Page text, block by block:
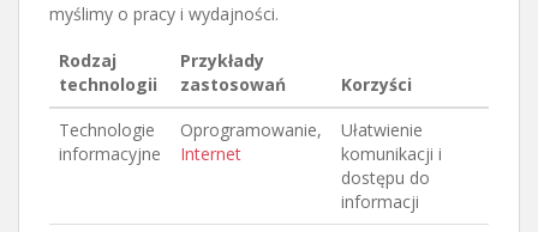
myślimy o pracy i wydajności.
Rodzaj
technologii
Przykłady
zastosowań
Korzyści
Technologie
informacyjne
Oprogramowanie,
Internet
Ułatwienie
komunikacji i
dostępu do
informacji